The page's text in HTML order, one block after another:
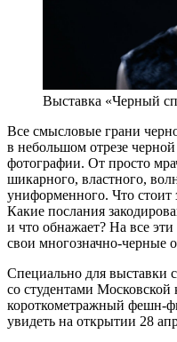
Выставка «Черный
Все смысловые грани
в небольшом отрезе
фотографии. От просто
шикарного, властного,
униформенного. Что
Какие послания
и что обнажает? На все
свои многозначно-черные
Специально для выставки
со студентами
короткометражный фешн-
увидеть на открытии 28